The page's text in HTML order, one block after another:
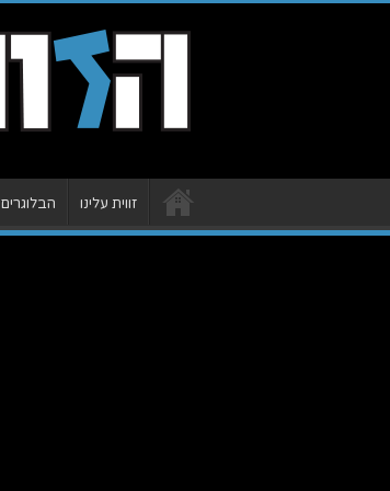
זווית עלינו הבלוגרים